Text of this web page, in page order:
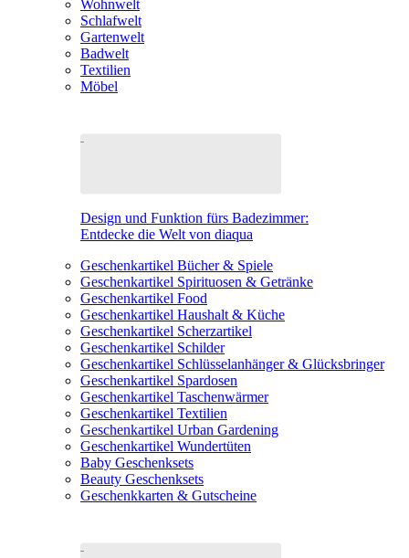
Wohnwelt
Schlafwelt
Gartenwelt
Badwelt
Textilien
Möbel
Design und Funktion fürs Badezimmer:
Entdecke die Welt von diaqua
Geschenkartikel Bücher & Spiele
Geschenkartikel Spirituosen & Getränke
Geschenkartikel Food
Geschenkartikel Haushalt & Küche
Geschenkartikel Scherzartikel
Geschenkartikel Schilder
Geschenkartikel Schlüsselanhänger & Glücksbringer
Geschenkartikel Spardosen
Geschenkartikel Taschenwärmer
Geschenkartikel Textilien
Geschenkartikel Urban Gardening
Geschenkartikel Wundertüten
Baby Geschenksets
Beauty Geschenksets
Geschenkkarten & Gutscheine